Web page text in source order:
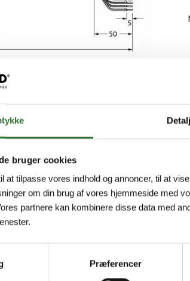
bruger cookies
at tilpasse vores indhold og annoncer, til at
om din brug af vores hjemmeside med
partnere kan kombinere disse data med
Præferencer